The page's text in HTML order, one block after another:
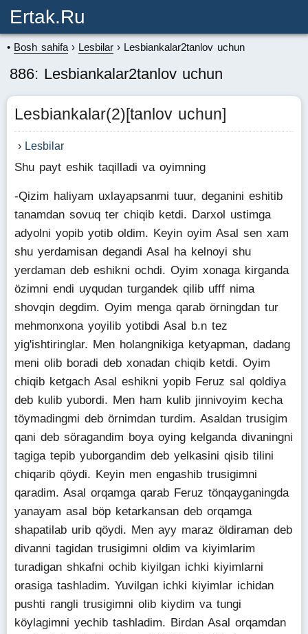
Ertak.ru
Bosh sahifa Lesbilar Lesbiankalar2tanlov uchun
886: Lesbiankalar2tanlov uchun
Lesbiankalar(2)[tanlov uchun]
Lesbilar
Shu payt eshik taqilladi va oyimning
-Qizim haliyam uxlayapsanmi tuur, deganini eshitib
tanamdan sovuq ter chiqib ketdi. Darxol ustimga
adyolni yopib yotib oldim. Keyin oyim Asal sen xam
shu yerdamisan degandi Asal ha kelnoyi shu
yerdaman deb eshikni ochdi. Oyim xonaga kirganda
özimni endi uyqudan turgandek qilib ufff nima
shovqin degdim. Oyim menga qarab örningdan tur
mehmonxona yoyilib yotibdi Asal b.n tez
yig'ishtiringlar. Men holangnikiga ketyapman, dadang
meni olib boradi deb xonadan chiqib ketdi. Oyim
chiqib ketgach Asal eshikni yopib Feruz sal qoldiya
deb kulib yubordi. Men ham kulib jinnivoyim kecha
töymadingmi deb örnimdan turdim. Asaldan trusigim
qani deb söragandim boya oying kelganda divaningni
tagiga tepib yuborgandim deb yelkasini qisib tilini
chiqarib qöydi. Keyin men engashib trusigimni
qaradim. Asal orqamga qarab Feruz tönqayganingda
yanayam asal böp ketarkansan deb orqamga
shapatilab urib qöydi. Men ayy maraz öldiraman deb
divanni tagidan trusigimni oldim va kiyimlarim
turadigan shkafni ochib kiyilgan ichki kiyimlarni
orasiga tashladim. Yuvilgan ichki kiyimlar ichidan
pushti rangli trusigimni olib kiydim va tungi
köylagimni yechib tashladim. Birdan Asal orqamdan